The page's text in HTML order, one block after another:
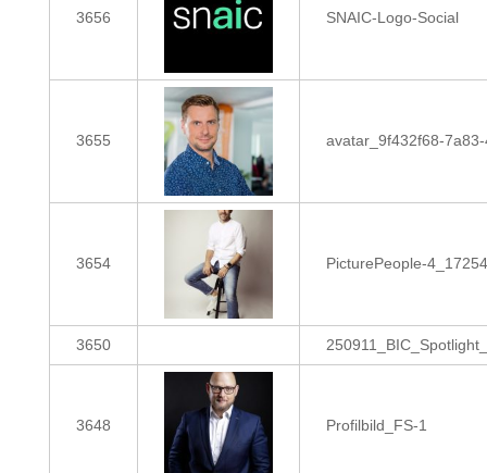
3656 SNAIC-Logo-Social
3655 avatar_9f432f68-
3654 PicturePeople-
3650
3648 Profilbild_FS-1